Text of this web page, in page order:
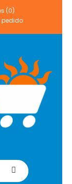
(0)
pedido